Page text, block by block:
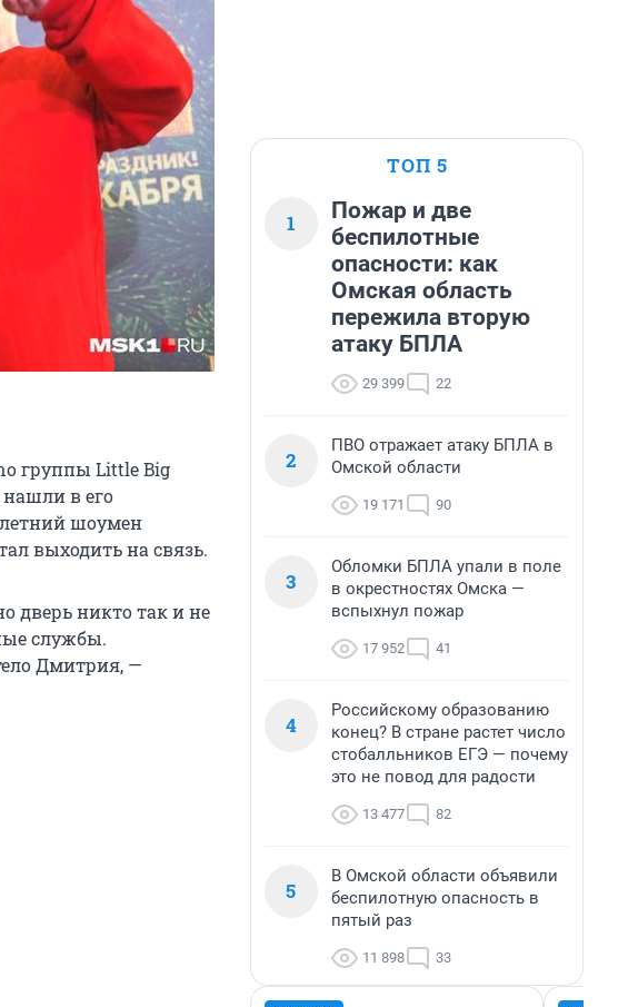
группы Little Big
нашли в его
шоумен
выходить на связь.
дверь никто так и не
службы.
Дмитрия, —
ТОП 5
1
Пожар и две
беспилотные
опасности: как
Омская область
пережила вторую
атаку БПЛА
29 399 22
2
ПВО отражает атаку БПЛА в
Омской области
19 171 90
3
Обломки БПЛА упали в поле
в окрестностях Омска —
вспыхнул пожар
17 952 41
4
Российскому образованию
конец? В стране растет число
стобалльников ЕГЭ — почему
это не повод для радости
13 477 82
5
В Омской области объявили
беспилотную опасность в
пятый раз
11 898 33